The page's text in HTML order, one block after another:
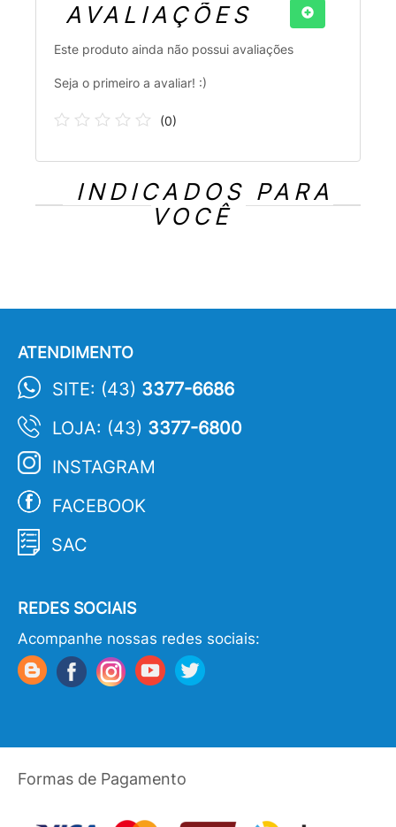
AVALIAÇÕES
Este produto ainda não possui avaliações
Seja o primeiro a avaliar! :)
(0)
INDICADOS PARA
VOCÊ
ATENDIMENTO
SITE: (43) 3377-6686
LOJA: (43) 3377-6800
INSTAGRAM
FACEBOOK
SAC
REDES SOCIAIS
Acompanhe nossas redes sociais:
Formas de Pagamento